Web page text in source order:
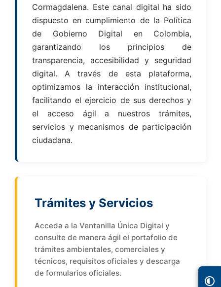
Cormagdalena. Este canal digital ha sido
dispuesto en cumplimiento de la Política
de Gobierno Digital en Colombia,
garantizando los principios de
transparencia, accesibilidad y seguridad
digital. A través de esta plataforma,
optimizamos la interacción institucional,
facilitando el ejercicio de sus derechos y
el acceso ágil a nuestros trámites,
servicios y mecanismos de participación
ciudadana.
Trámites y Servicios
Acceda a la Ventanilla Única Digital y
consulte de manera ágil el portafolio de
trámites ambientales, comerciales y
técnicos, requisitos oficiales y descarga
de formularios oficiales.